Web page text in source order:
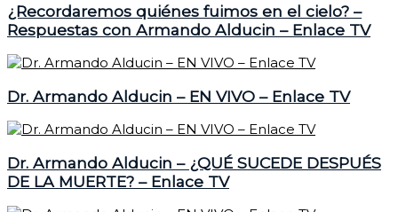
¿Recordaremos quiénes fuimos en el cielo? –
Respuestas con Armando Alducin – Enlace TV
Dr. Armando Alducin – EN VIVO – Enlace TV
Dr. Armando Alducin – ¿QUÉ SUCEDE DESPUÉS
DE LA MUERTE? – Enlace TV